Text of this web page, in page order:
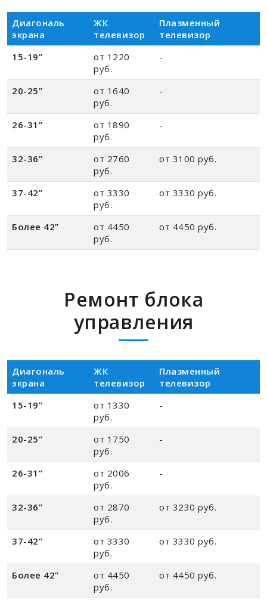
Диагональ
экрана
ЖК
телевизор
Плазменный
телевизор
15-19”
от 1220
руб.
-
20-25”
от 1640
руб.
-
26-31”
от 1890
руб.
-
32-36”
от 2760
руб.
от 3100 руб.
37-42”
от 3330
руб.
от 3330 руб.
Более 42”
от 4450
руб.
от 4450 руб.
Ремонт блока
управления
Диагональ
экрана
ЖК
телевизор
Плазменный
телевизор
15-19”
от 1330
руб.
-
20-25”
от 1750
руб.
-
26-31”
от 2006
руб.
-
32-36”
от 2870
руб.
от 3230 руб.
37-42”
от 3330
руб.
от 3330 руб.
Более 42”
от 4450
руб.
от 4450 руб.